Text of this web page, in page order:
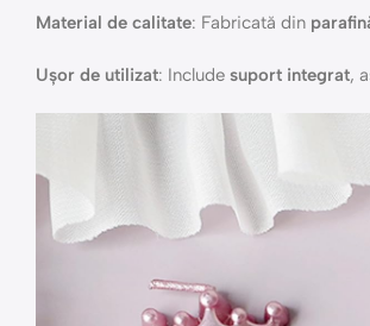
Material de calitate: Fabricată din
Ușor de utilizat: Include suport integrat,